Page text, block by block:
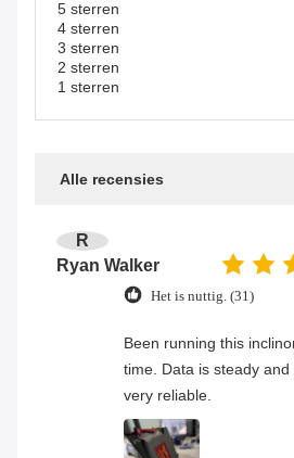
5 sterren
4 sterren
3 sterren
2 sterren
1 sterren
Alle recensies
R
Ryan Walker
Het is nuttig. (31)
Been running this
time. Data is steady
very reliable.